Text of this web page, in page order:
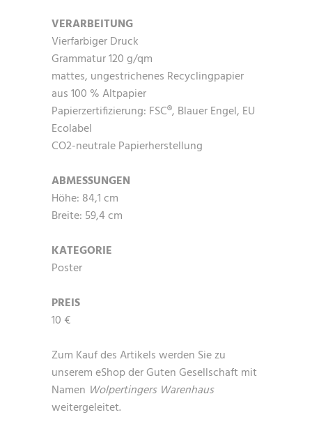
VERARBEITUNG
Vierfarbiger Druck
Grammatur 120 g/qm
mattes, ungestrichenes Recyclingpapier
aus 100 % Altpapier
Papierzertifizierung: FSC®, Blauer Engel, EU
Ecolabel
CO2-neutrale Papierherstellung
ABMESSUNGEN
Höhe: 84,1 cm
Breite: 59,4 cm
KATEGORIE
Poster
PREIS
10 €
Zum Kauf des Artikels werden Sie zu
unserem eShop der Guten Gesellschaft mit
Namen Wolpertingers Warenhaus
weitergeleitet.